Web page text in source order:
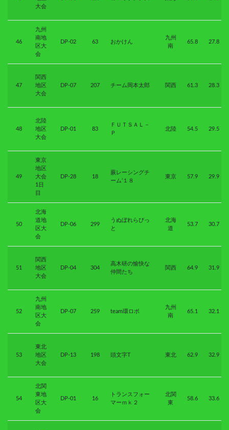
大会
46
九州
南地
区大
会
DP-02 63 おかけん
九州
南
65.8 27.8
47
関西
地区
大会
DP-07 207 チーム岡本太郎 関西 61.3 28.3
48
北陸
地区
大会
DP-01 83
ＦＵＴＳＡＬ－
Ｐ
北陸 54.5 29.5
49
東京
地区
大会
1日
目
DP-28 18
蕨レーシングチ
ーム’１８
東京 57.9 29.9
50
北海
道地
区大
会
DP-06 299
うぬぼれらびっ
と
北海
道
53.7 30.7
51
関西
地区
大会
DP-04 304
高木研の愉快な
仲間たち
関西 64.9 31.9
52
九州
南地
区大
会
DP-07 259 team環ロボ
九州
南
65.1 32.1
53
東北
地区
大会
DP-13 198 頭文字T 東北 62.9 32.9
54
北関
東地
区大
会
DP-01 16
トランスフォー
マーｍｋ２
北関
東
58.6 33.6